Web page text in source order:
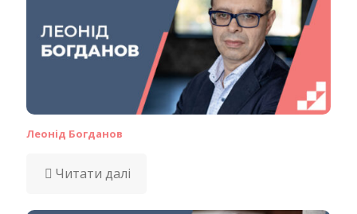
Леонід Богданов
Читати далі